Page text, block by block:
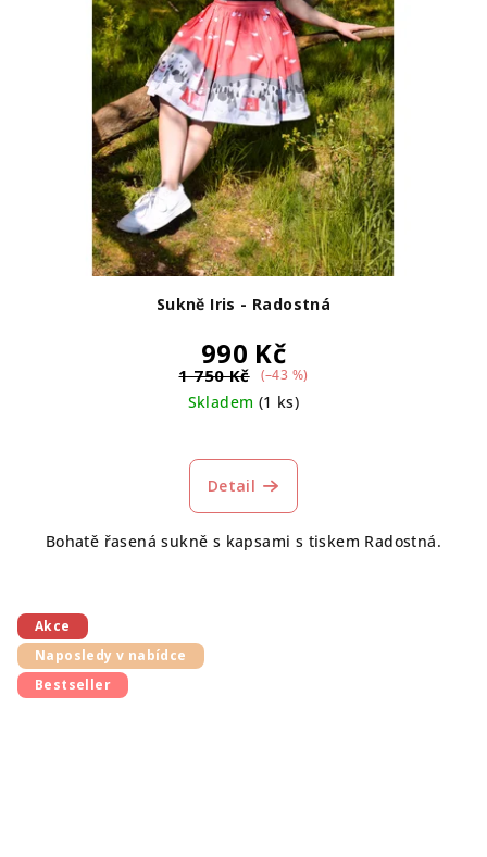
Sukně Iris - Radostná
990 Kč
1 750 Kč (–43 %)
Skladem (1 ks)
Detail
Bohatě řasená sukně s kapsami s tiskem Radostná.
Akce
Naposledy v nabídce
Bestseller